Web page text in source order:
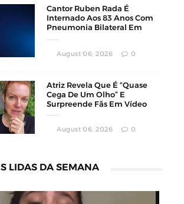
Cantor Ruben Rada É
Internado Aos 83 Anos Com
Pneumonia Bilateral Em
August 06, 2026 0
Atriz Revela Que É “Quase
Cega De Um Olho” E
Surpreende Fãs Em Vídeo
August 06, 2026 0
LIDAS DA SEMANA